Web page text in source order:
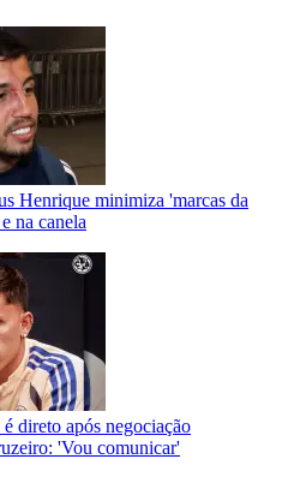
Henrique minimiza 'marcas da
na canela
direto após negociação
'Vou comunicar'